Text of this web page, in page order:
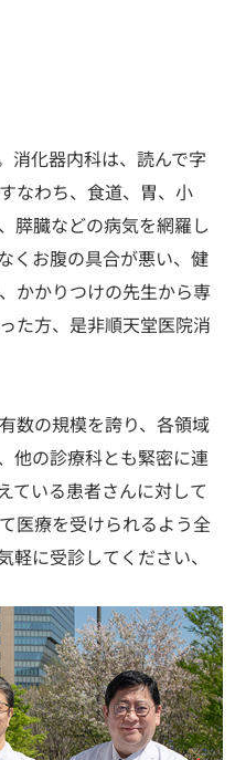
消化器内科は、読んで字
なわち、食道、胃、小
膵臓などの病気を網羅し
くお腹の具合が悪い、健
かかりつけの先生から専
た方、是非順天堂医院消
数の規模を誇り、各領域
他の診療科とも緊密に連
ている患者さんに対して
医療を受けられるよう全
軽に受診してください、